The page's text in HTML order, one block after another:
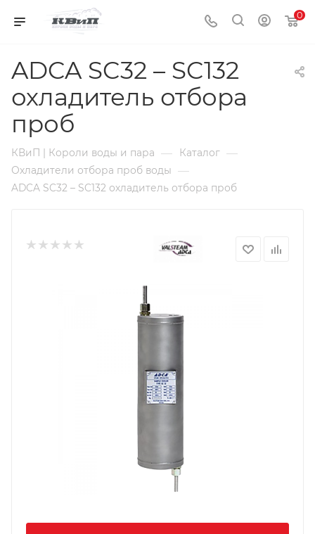
0
ADCA SC32 – SC132
охладитель отбора
проб
КВиП | Короли воды и пара — Каталог —
Охладители отбора проб воды —
ADCA SC32 – SC132 охладитель отбора проб